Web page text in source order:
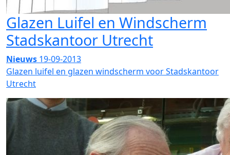
Glazen Luifel en Windscherm
Stadskantoor Utrecht
Nieuws 19-09-2013
Glazen luifel en glazen windscherm voor Stadskantoor
Utrecht